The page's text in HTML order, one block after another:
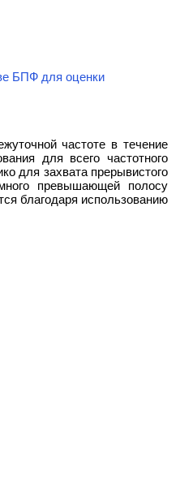
БПФ для оценки
частоте в течение
для всего частотного
для захвата прерывистого
превышающей полосу
благодаря использованию